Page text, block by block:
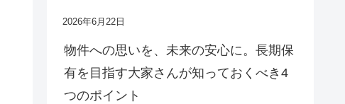
2026年6月22日
物件への思いを、未来の安心に。長期保
有を目指す大家さんが知っておくべき4
つのポイント